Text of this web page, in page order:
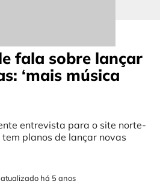
fala sobre lançar
‘mais música
entrevista para o site norte-
planos de lançar novas
atualizado há 5 anos